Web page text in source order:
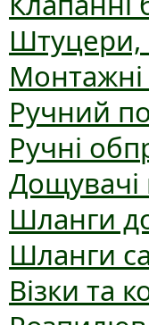
Штуцери,
Ручний
Ручні
Дощувачі
Шланги
Шланги
Візки та